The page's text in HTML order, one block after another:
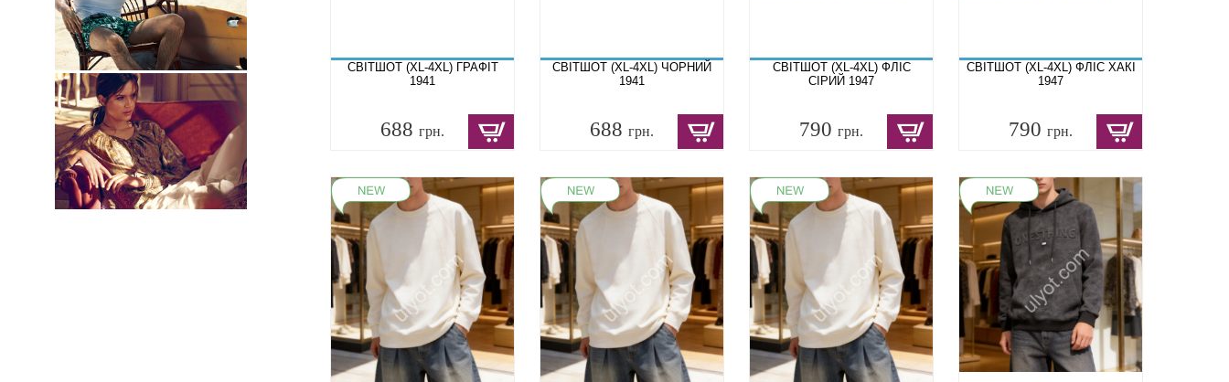
СВІТШОТ (XL-4XL) ГРАФІТ
1941
688 грн.
СВІТШОТ (XL-4XL) ЧОРНИЙ
1941
688 грн.
СВІТШОТ (XL-4XL) ФЛІС
СІРИЙ 1947
790 грн.
СВІТШОТ (XL-4XL) ФЛІС ХАКІ
1947
790 грн.